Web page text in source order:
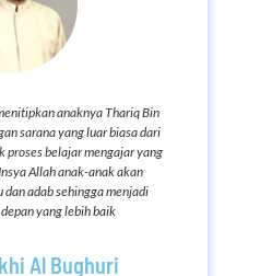
anaknya Thariq Bin
sarana yang luar biasa dari
proses belajar mengajar yang
Allah anak-anak akan
adab sehingga menjadi
yang lebih baik
Al Bughuri